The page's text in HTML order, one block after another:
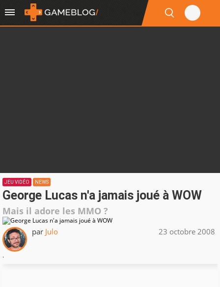
JEU VIDÉO NEWS
George Lucas n'a jamais joué à WOW
Mais il adore les MMO ?
par Julo 23 octobre 2008
.